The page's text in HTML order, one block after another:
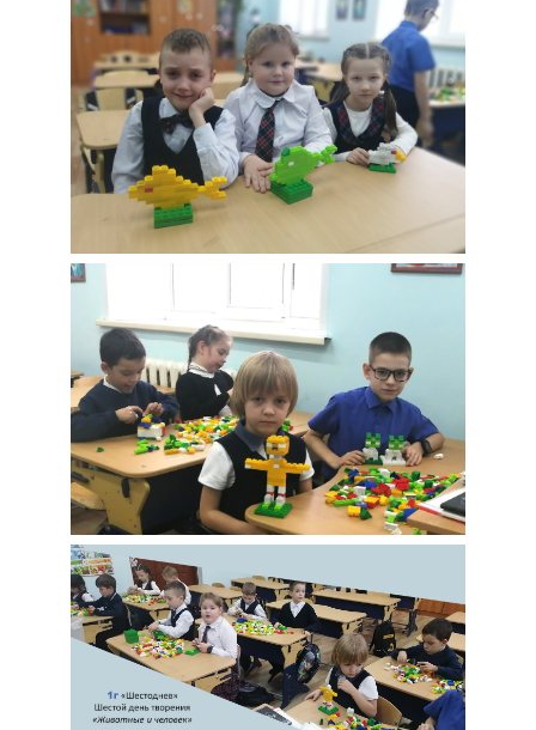
Пятый день творения
"Рыбы"
Шестой день
творения Модель
"Человек и животные"
Шестоднев